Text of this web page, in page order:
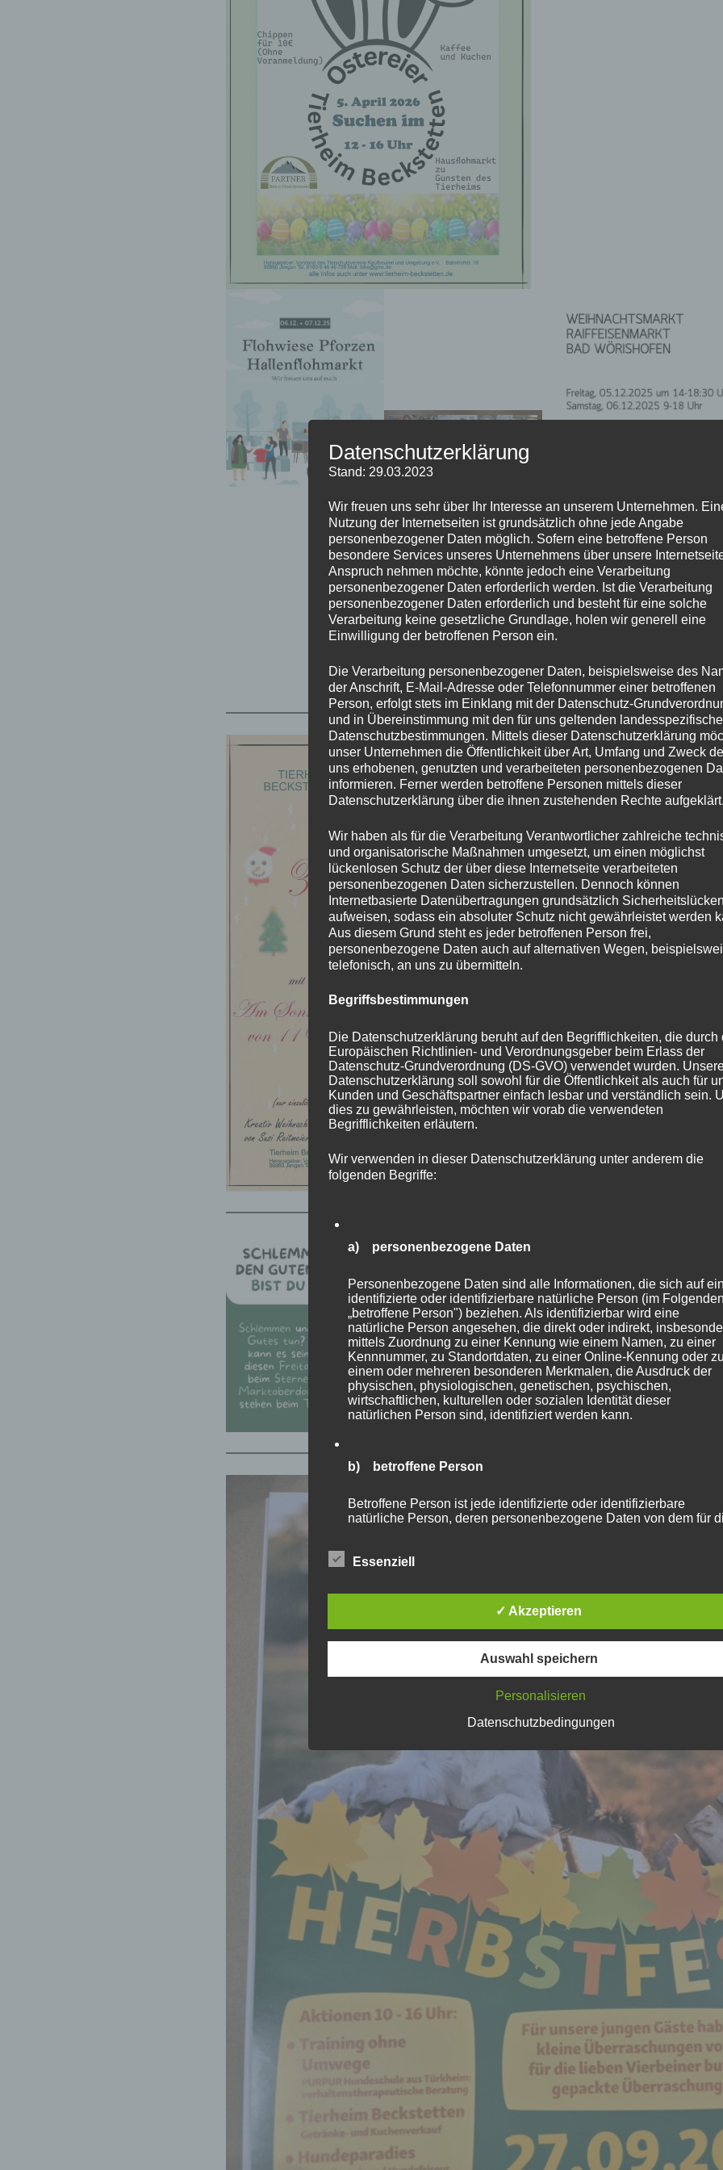
Datenschutzerklärung
Stand: 29.03.2023
Wir freuen uns sehr über Ihr Interesse an unserem Unternehmen.
Nutzung der Internetseiten ist grundsätzlich ohne jede Angabe
personenbezogener Daten möglich. Sofern eine betroffene Person
besondere Services unseres Unternehmens über unsere
Anspruch nehmen möchte, könnte jedoch eine Verarbeitung
personenbezogener Daten erforderlich werden. Ist die Verarbeitung
personenbezogener Daten erforderlich und besteht für eine solche
Verarbeitung keine gesetzliche Grundlage, holen wir generell eine
Einwilligung der betroffenen Person ein.
Die Verarbeitung personenbezogener Daten, beispielsweise des
der Anschrift, E-Mail-Adresse oder Telefonnummer einer betroffenen
Person, erfolgt stets im Einklang mit der Datenschutz-
und in Übereinstimmung mit den für uns geltenden
Datenschutzbestimmungen. Mittels dieser Datenschutzerklärung
unser Unternehmen die Öffentlichkeit über Art, Umfang und Zweck
uns erhobenen, genutzten und verarbeiteten personenbezogenen
informieren. Ferner werden betroffene Personen mittels dieser
Datenschutzerklärung über die ihnen zustehenden Rechte aufgeklärt.
Wir haben als für die Verarbeitung Verantwortlicher zahlreiche
und organisatorische Maßnahmen umgesetzt, um einen möglichst
lückenlosen Schutz der über diese Internetseite verarbeiteten
personenbezogenen Daten sicherzustellen. Dennoch können
Internetbasierte Datenübertragungen grundsätzlich Sicherheitslücken
aufweisen, sodass ein absoluter Schutz nicht gewährleistet werden
Aus diesem Grund steht es jeder betroffenen Person frei,
personenbezogene Daten auch auf alternativen Wegen,
telefonisch, an uns zu übermitteln.
Begriffsbestimmungen
Die Datenschutzerklärung beruht auf den Begrifflichkeiten, die durch
Europäischen Richtlinien- und Verordnungsgeber beim Erlass der
Datenschutz-Grundverordnung (DS-GVO) verwendet wurden.
Datenschutzerklärung soll sowohl für die Öffentlichkeit als auch für
Kunden und Geschäftspartner einfach lesbar und verständlich sein.
dies zu gewährleisten, möchten wir vorab die verwendeten
Begrifflichkeiten erläutern.
Wir verwenden in dieser Datenschutzerklärung unter anderem die
folgenden Begriffe:
a) personenbezogene Daten
Personenbezogene Daten sind alle Informationen, die sich auf
identifizierte oder identifizierbare natürliche Person (im Folgenden
„betroffene Person") beziehen. Als identifizierbar wird eine
natürliche Person angesehen, die direkt oder indirekt,
mittels Zuordnung zu einer Kennung wie einem Namen, zu einer
Kennnummer, zu Standortdaten, zu einer Online-Kennung oder zu
einem oder mehreren besonderen Merkmalen, die Ausdruck der
physischen, physiologischen, genetischen, psychischen,
wirtschaftlichen, kulturellen oder sozialen Identität dieser
natürlichen Person sind, identifiziert werden kann.
b) betroffene Person
Betroffene Person ist jede identifizierte oder identifizierbare
natürliche Person, deren personenbezogene Daten von dem für
Verarbeitung ist jeder mit oder ohne Hilfe automatisierter Verfahren
Zusammenhang mit personenbezogenen Daten wie das Erheben,
das Erfassen, die Organisation, das Ordnen, die Speicherung, die
Anpassung oder Veränderung, das Auslesen, das Abfragen, die
Verwendung, die Offenlegung durch Übermittlung, Verbreitung
Verknüpfung, die Einschränkung, das Löschen oder die
d) Einschränkung der Verarbeitung
Einschränkung der Verarbeitung ist die Markierung gespeicherter
personenbezogener Daten mit dem Ziel, ihre künftige Verarbeitung
einzuschränken.
e) Profiling
Profiling ist jede Art der automatisierten Verarbeitung
personenbezogener Daten, die darin besteht, dass diese
personenbezogenen Daten verwendet werden, um bestimmte
persönliche Aspekte, die sich auf eine natürliche Person
zu bewerten, insbesondere, um Aspekte bezüglich Arbeitsleistung,
wirtschaftlicher Lage, Gesundheit, persönlicher Vorlieben,
Interessen, Zuverlässigkeit, Verhalten, Aufenthaltsort oder
Ortswechsel dieser natürlichen Person zu analysieren oder
vorherzusagen.
f) Pseudonymisierung
Pseudonymisierung ist die Verarbeitung personenbezogener
in einer Weise, auf welche die personenbezogenen Daten ohne
Essenziell
✓ Akzeptieren
Auswahl speichern
Personalisieren
Datenschutzbedingungen